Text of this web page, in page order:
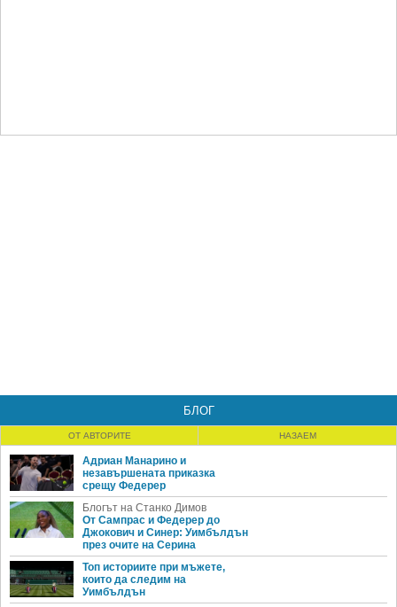
БЛОГ
ОТ АВТОРИТЕ НАЗАЕМ
Адриан Манарино и
незавършената приказка
срещу Федерер
Блогът на Станко Димов
От Сампрас и Федерер до
Джокович и Синер: Уимбълдън
през очите на Серина
Топ историите при мъжете,
които да следим на
Уимбълдън